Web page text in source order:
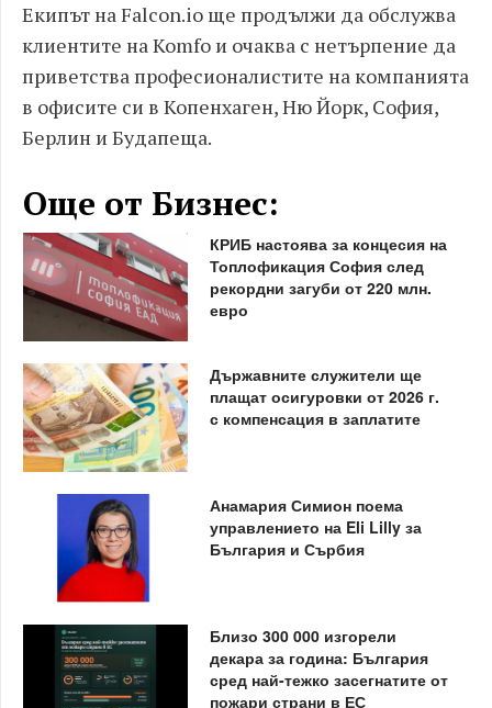
Екипът на Falcon.io ще продължи да обслужва
клиентите на Komfo и очаква с нетърпение да
приветства професионалистите на компанията
в офисите си в Копенхаген, Ню Йорк, София,
Берлин и Будапеща.
Още от Бизнес:
КРИБ настоява за концесия на
Топлофикация София след
рекордни загуби от 220 млн.
евро
Държавните служители ще
плащат осигуровки от 2026 г.
с компенсация в заплатите
Анамария Симион поема
управлението на Eli Lilly за
България и Сърбия
Близо 300 000 изгорели
декара за година: България
сред най-тежко засегнатите от
пожари страни в ЕС